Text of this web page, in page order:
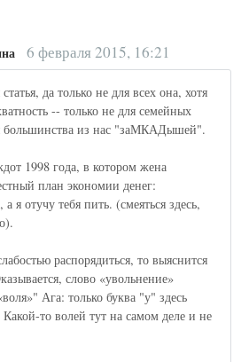
6 февраля 2015, 16:21
да только не для всех она, хотя
-- только не для семейных
большинства из нас "заМКАДышей".
1998 года, в котором жена
план экономии денег:
я отучу тебя пить. (смеяться здесь,
распорядиться, то выяснится
слово «увольнение»
Ага: только буква "у" здесь
Какой-то волей тут на самом деле и не